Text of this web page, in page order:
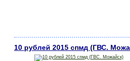
10 рублей 2015 спмд (ГВС.